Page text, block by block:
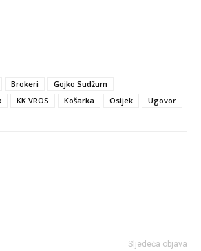
Brokeri
Gojko Sudžum
KK VROS Košarka Osijek Ugovor
Sljedeća objava